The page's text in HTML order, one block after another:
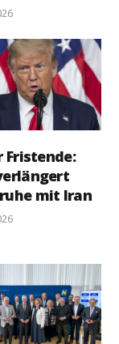
Fristende:
mit Iran